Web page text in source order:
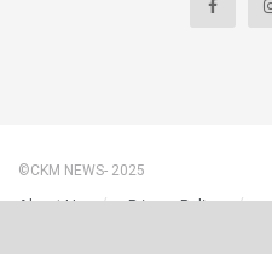
©CKM NEWS- 2025
About Us
Privacy Policy